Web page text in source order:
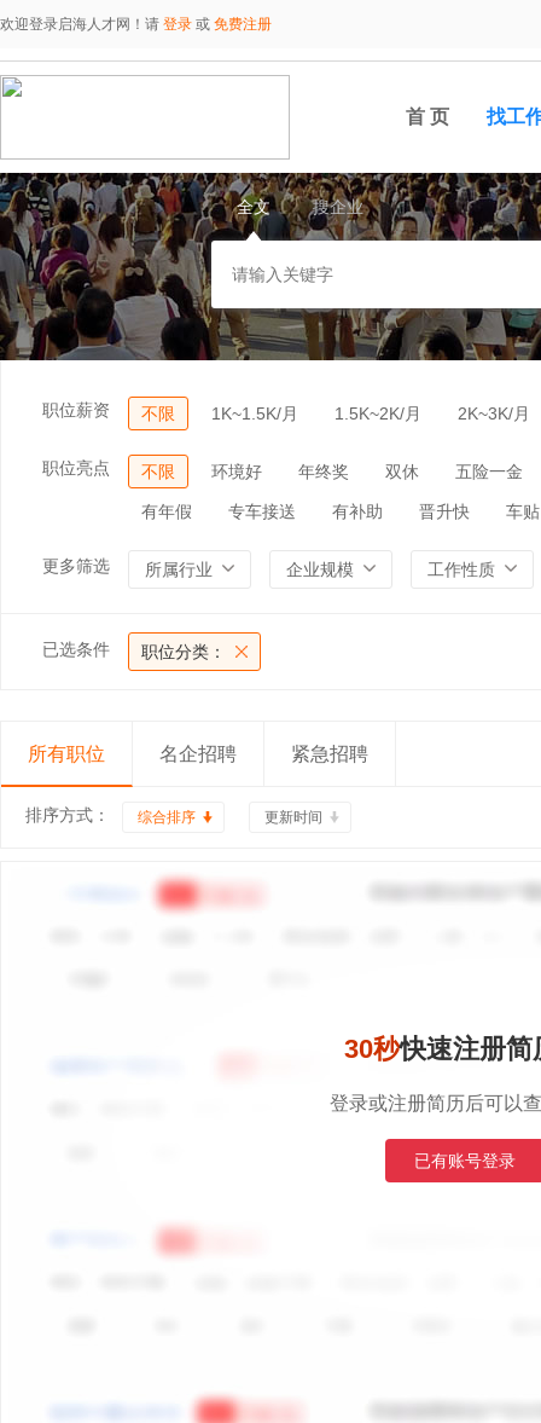
欢迎登录启海人才网！请 登录 或 免费注册
首 页 找工
全文 搜企业
职位薪资 不限 1K~1.5K/月 1.5K~2K/月 2K~3K/月
职位亮点 不限 环境好 年终奖 双休 五险一金
有年假 专车接送 有补助 晋升快 车贴
更多筛选 所属行业 企业规模 工作性质
已选条件 职位分类：
所有职位 名企招聘 紧急招聘
排序方式： 综合排序 更新时间
30秒快速注册简
登录或注册简历后可以
已有账号登录